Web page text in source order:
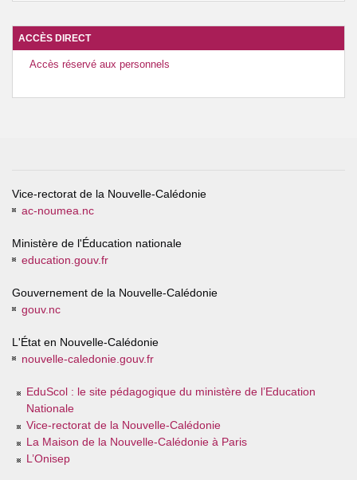
ACCÈS DIRECT
Accès réservé aux personnels
Vice-rectorat de la Nouvelle-Calédonie
ac-noumea.nc
Ministère de l'Éducation nationale
education.gouv.fr
Gouvernement de la Nouvelle-Calédonie
gouv.nc
L'État en Nouvelle-Calédonie
nouvelle-caledonie.gouv.fr
EduScol : le site pédagogique du ministère de l’Education
Nationale
Vice-rectorat de la Nouvelle-Calédonie
La Maison de la Nouvelle-Calédonie à Paris
L’Onisep